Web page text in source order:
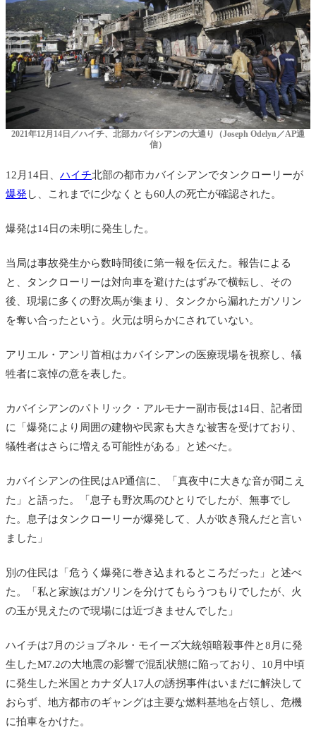
2021年12月14日／ハイチ、北部カパイシアンの大通り（Joseph Odelyn／AP通
信）
12月14日、 ハイチ北部の都市カバイシアンでタンクローリーが
爆発 し、これまでに少なくとも60人の死亡が確認された。
爆発は14日の未明に発生した。
当局は事故発生から数時間後に第一報を伝えた。報告による
と、タンクローリーは対向車を避けたはずみで横転し、その
後、現場に多くの野次馬が集まり、タンクから漏れたガソリン
を奪い合ったという。火元は明らかにされていない。
アリエル・アンリ首相はカバイシアンの医療現場を視察し、犠
牲者に哀悼の意を表した。
カバイシアンのパトリック・アルモナー副市長は14日、記者団
に「爆発により周囲の建物や民家も大きな被害を受けており、
犠牲者はさらに増える可能性がある」と述べた。
カバイシアンの住民はAP通信に、「真夜中に大きな音が聞こえ
た」と語った。「息子も野次馬のひとりでしたが、無事でし
た。息子はタンクローリーが爆発して、人が吹き飛んだと言い
ました」
別の住民は「危うく爆発に巻き込まれるところだった」と述べ
た。「私と家族はガソリンを分けてもらうつもりでしたが、火
の玉が見えたので現場には近づきませんでした」
ハイチは7月のジョブネル・モイーズ大統領暗殺事件と8月に発
生したM7.2の大地震の影響で混乱状態に陥っており、10月中頃
に発生した米国とカナダ人17人の誘拐事件はいまだに解決して
おらず、地方都市のギャングは主要な燃料基地を占領し、危機
に拍車をかけた。